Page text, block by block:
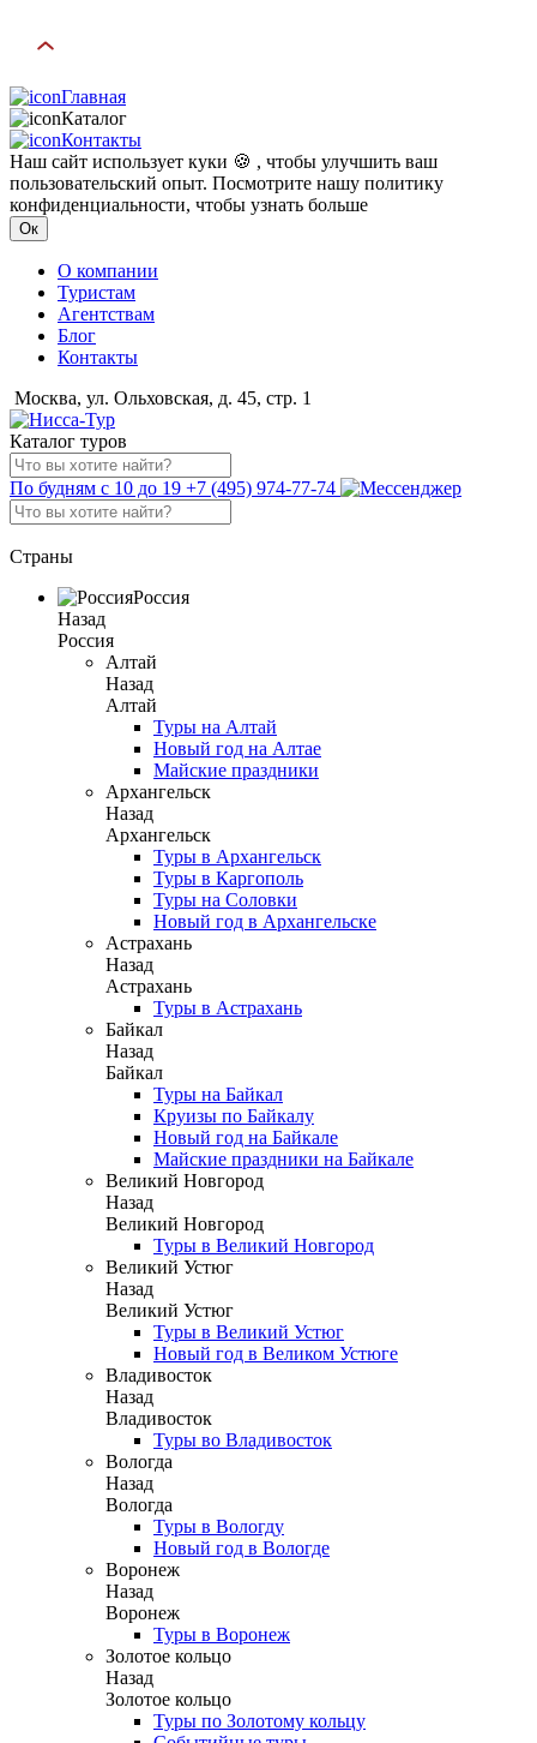
Главная
Каталог
Контакты
Наш сайт использует куки 🍪 , чтобы улучшить ваш
пользовательский опыт. Посмотрите нашу политику
конфиденциальности, чтобы узнать больше
Ок
О компании
Туристам
Агентствам
Блог
Контакты
Москва, ул. Ольховская, д. 45, стр. 1
Каталог туров
По будням с 10 до 19 +7 (495) 974-77-74
Страны
Россия
Назад
Россия
Алтай
Назад
Алтай
Туры на Алтай
Новый год на Алтае
Майские праздники
Архангельск
Назад
Архангельск
Туры в Архангельск
Туры в Каргополь
Туры на Соловки
Новый год в Архангельске
Астрахань
Назад
Астрахань
Туры в Астрахань
Байкал
Назад
Байкал
Туры на Байкал
Круизы по Байкалу
Новый год на Байкале
Майские праздники на Байкале
Великий Новгород
Назад
Великий Новгород
Туры в Великий Новгород
Великий Устюг
Назад
Великий Устюг
Туры в Великий Устюг
Новый год в Великом Устюге
Владивосток
Назад
Владивосток
Туры во Владивосток
Вологда
Назад
Вологда
Туры в Вологду
Новый год в Вологде
Воронеж
Назад
Воронеж
Туры в Воронеж
Золотое кольцо
Назад
Золотое кольцо
Туры по Золотому кольцу